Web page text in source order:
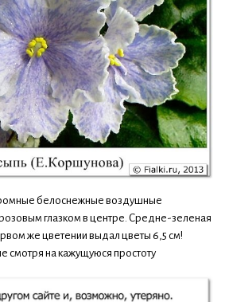
белоснежные воздушные
глазком в центре. Средне-зеленая
же цветении выдал цветы 6,5 см!
смотря на кажущуюся простоту